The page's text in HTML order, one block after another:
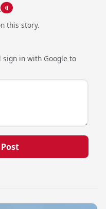
0
this story.
sign in with Google to